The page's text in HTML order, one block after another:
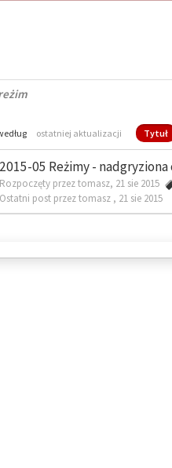
ostatniej aktualizacji Tytuł
2015-05 Reżimy - nadgryziona
Rozpoczęty przez tomasz, 21 sie 2015
Ostatni post przez tomasz , 21 sie 2015